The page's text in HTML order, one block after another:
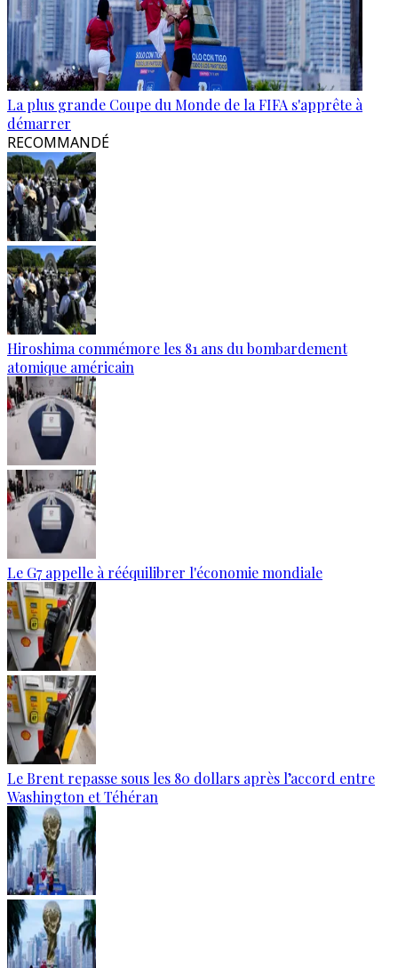
La plus grande Coupe du Monde de la FIFA s'apprête à
démarrer
RECOMMANDÉ
Hiroshima commémore les 81 ans du bombardement
atomique américain
Le G7 appelle à rééquilibrer l'économie mondiale
Le Brent repasse sous les 80 dollars après l’accord entre
Washington et Téhéran